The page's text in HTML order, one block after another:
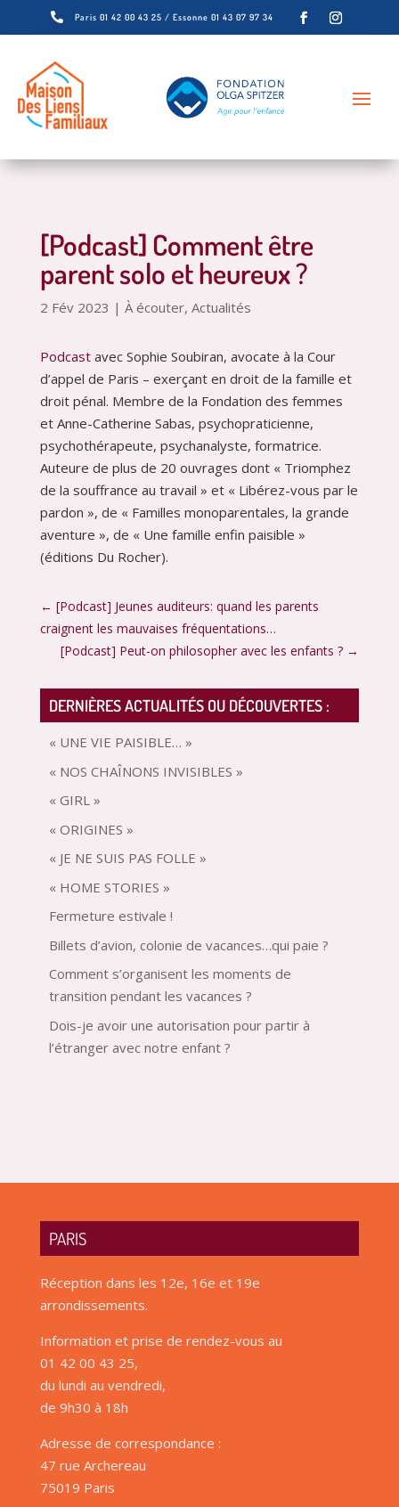
 Paris 01 42 00 43 25 / Essonne 01 43 07 97 34
[Podcast] Comment être
parent solo et heureux ?
2 Fév 2023 | À écouter, Actualités
Podcast avec Sophie Soubiran, avocate à la Cour
d’appel de Paris – exerçant en droit de la famille et
droit pénal. Membre de la Fondation des femmes
et Anne-Catherine Sabas, psychopraticienne,
psychothérapeute, psychanalyste, formatrice.
Auteure de plus de 20 ouvrages dont « Triomphez
de la souffrance au travail » et « Libérez-vous par le
pardon », de « Familles monoparentales, la grande
aventure », de « Une famille enfin paisible »
(éditions Du Rocher).
← [Podcast] Jeunes auditeurs: quand les parents
craignent les mauvaises fréquentations…
[Podcast] Peut-on philosopher avec les enfants ? →
DERNIÈRES ACTUALITÉS OU DÉCOUVERTES :
« UNE VIE PAISIBLE… »
« NOS CHAÎNONS INVISIBLES »
« GIRL »
« ORIGINES »
« JE NE SUIS PAS FOLLE »
« HOME STORIES »
Fermeture estivale !
Billets d’avion, colonie de vacances…qui paie ?
Comment s’organisent les moments de
transition pendant les vacances ?
Dois-je avoir une autorisation pour partir à
l’étranger avec notre enfant ?
PARIS
Réception dans les 12e, 16e et 19e
arrondissements.
Information et prise de rendez-vous au
01 42 00 43 25,
du lundi au vendredi,
de 9h30 à 18h
Adresse de correspondance :
47 rue Archereau
75019 Paris